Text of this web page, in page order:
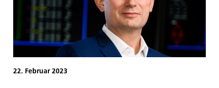
22. Februar 2023